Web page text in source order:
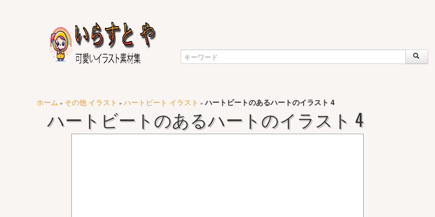
ホーム » その他 イラスト » ハートビート イラスト »ハートビートのあるハートのイラスト 4
ハートビートのあるハートのイラスト 4